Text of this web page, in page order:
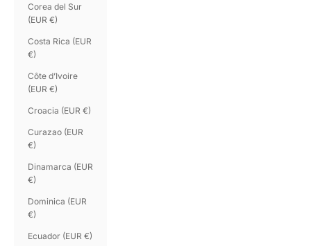
Corea del Sur
(EUR €)
Costa Rica (EUR
€)
Côte d’Ivoire
(EUR €)
Croacia (EUR €)
Curazao (EUR
€)
Dinamarca (EUR
€)
Dominica (EUR
€)
Ecuador (EUR €)